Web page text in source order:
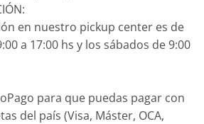
en nuestro pickup center es de
a 17:00 hs y los sábados de 9:00
para que puedas pagar con
del país (Visa, Máster, OCA,